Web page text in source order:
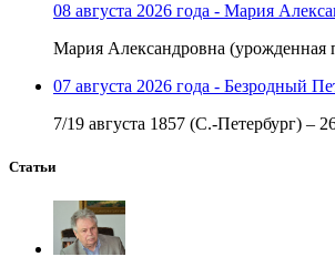
08 августа 2026 года - Мария
Мария Александровна
07 августа 2026 года - Безродный
7/19 августа 1857 (С.-Петербург) –
Статьи